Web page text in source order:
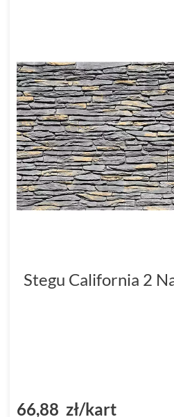
Stegu California 2
66,88 zł/kart